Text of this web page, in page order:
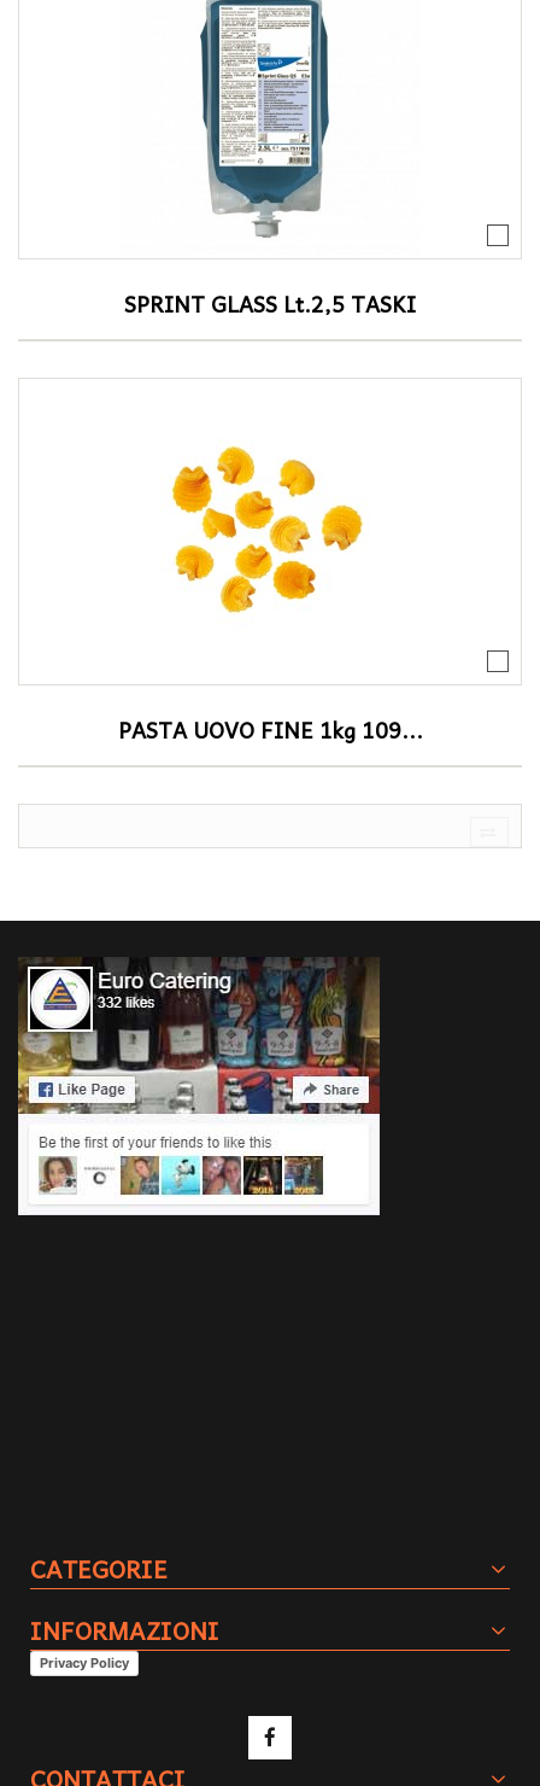
SPRINT GLASS Lt.2,5 TASKI
PASTA UOVO FINE 1kg 109...
CATEGORIE
INFORMAZIONI
Privacy Policy